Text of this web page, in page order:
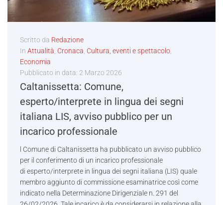
Scritto da Redazione
In Attualità, Cronaca, Cultura, eventi e spettacolo,
Economia
Pubblicato in data: 2 Marzo 2026
Caltanissetta: Comune,
esperto/interprete in lingua dei segni
italiana LIS, avviso pubblico per un
incarico professionale
l Comune di Caltanissetta ha pubblicato un avviso pubblico
per il conferimento di un incarico professionale
di esperto/interprete in lingua dei segni italiana (LIS) quale
membro aggiunto di commissione esaminatrice così come
indicato nella Determinazione Dirigenziale n. 291 del